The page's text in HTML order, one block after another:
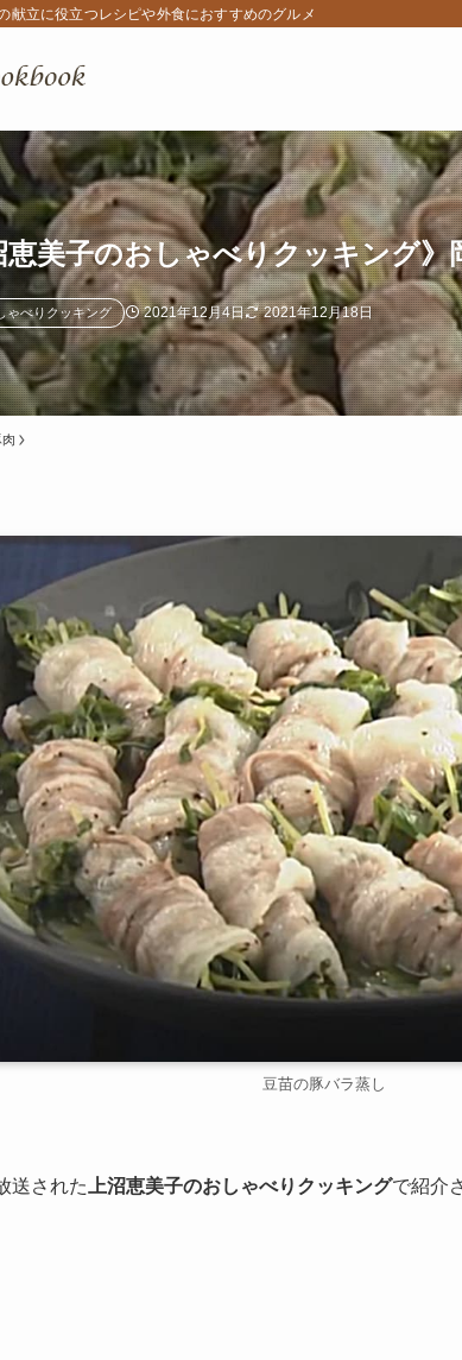
献立に役立つレシピや外食におすすめのグルメ
恵美子のおしゃべりクッキング
ゃべりクッキング 2021年12月4日 2021年12月18日
肉
豆苗の豚バラ蒸し
送された 上沼恵美子のおしゃべりクッキングで紹介